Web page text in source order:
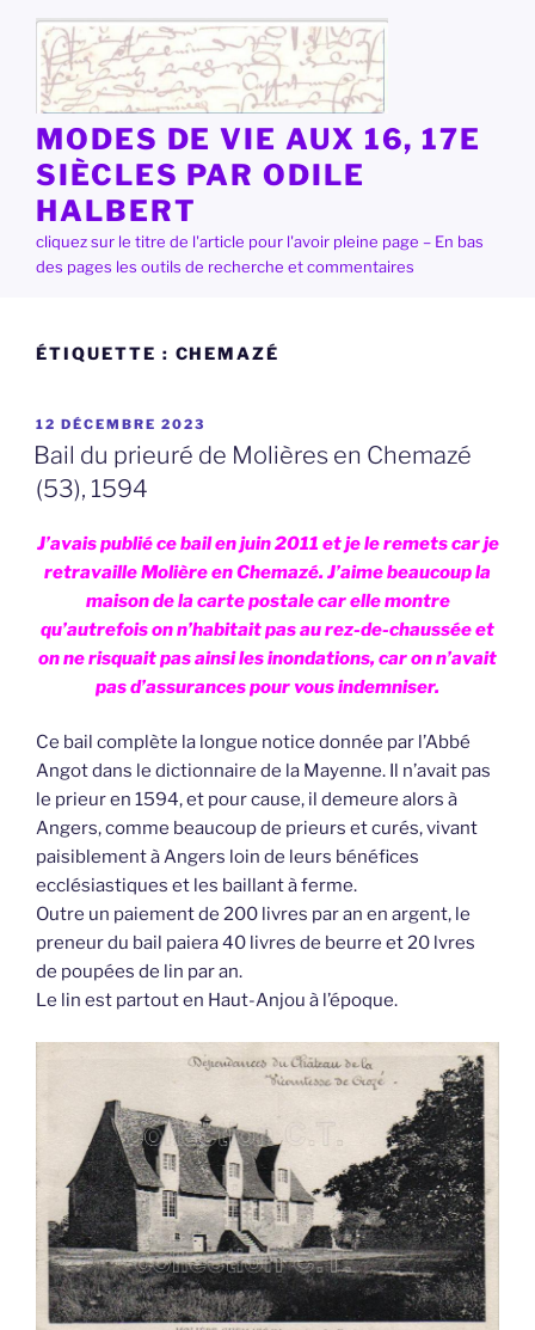
contenu
principal
MODES DE VIE AUX 16, 17E
SIÈCLES PAR ODILE
HALBERT
cliquez sur le titre de l'article pour l'avoir pleine page – En bas
des pages les outils de recherche et commentaires
ÉTIQUETTE : CHEMAZÉ
PUBLIÉ
LE
12 DÉCEMBRE 2023
Bail du prieuré de Molières en Chemazé
(53), 1594
J’avais publié ce bail en juin 2011 et je le remets car je
retravaille Molière en Chemazé. J’aime beaucoup la
maison de la carte postale car elle montre
qu’autrefois on n’habitait pas au rez-de-chaussée et
on ne risquait pas ainsi les inondations, car on n’avait
pas d’assurances pour vous indemniser.
Ce bail complète la longue notice donnée par l’Abbé
Angot dans le dictionnaire de la Mayenne. Il n’avait pas
le prieur en 1594, et pour cause, il demeure alors à
Angers, comme beaucoup de prieurs et curés, vivant
paisiblement à Angers loin de leurs bénéfices
ecclésiastiques et les baillant à ferme.
Outre un paiement de 200 livres par an en argent, le
preneur du bail paiera 40 livres de beurre et 20 lvres
de poupées de lin par an.
Le lin est partout en Haut-Anjou à l’époque.